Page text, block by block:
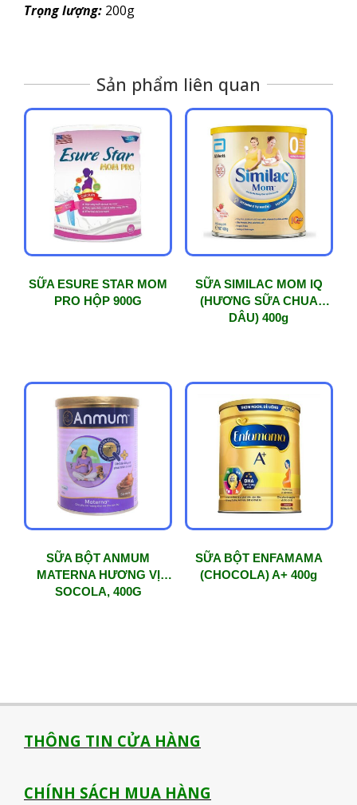
Trọng lượng: 200g
Sản phẩm liên quan
SỮA ESURE STAR MOM
PRO HỘP 900G
SỮA SIMILAC MOM IQ
(HƯƠNG SỮA CHUA
DÂU) 400g
SỮA BỘT ANMUM
MATERNA HƯƠNG VỊ
SOCOLA, 400G
SỮA BỘT ENFAMAMA
(CHOCOLA) A+ 400g
THÔNG TIN CỬA HÀNG
CHÍNH SÁCH MUA HÀNG